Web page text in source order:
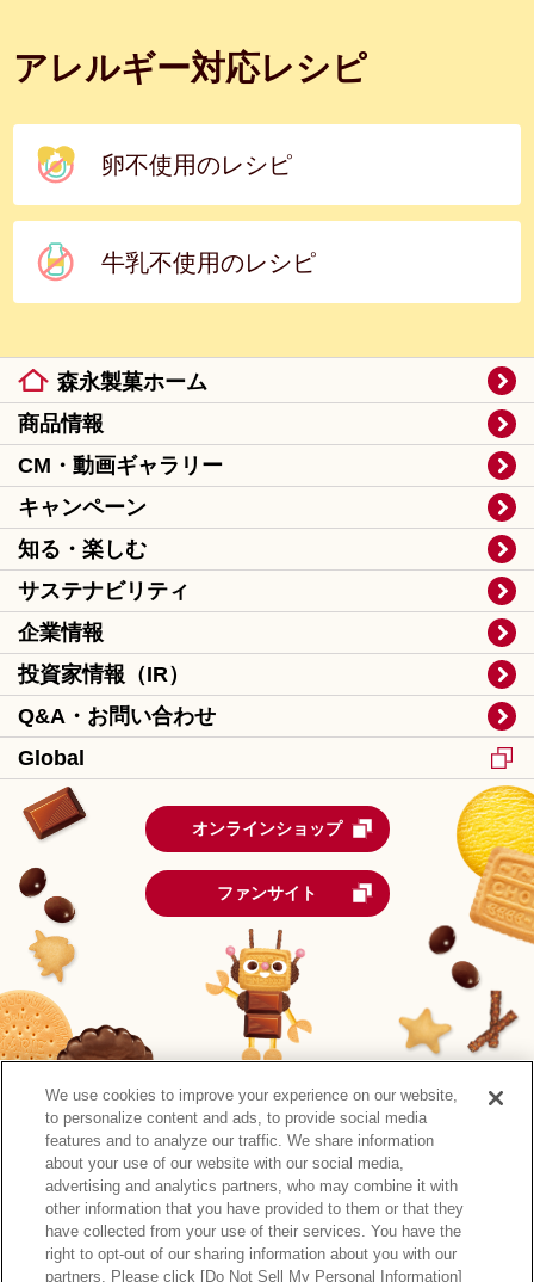
アレルギー対応レシピ
卵不使用のレシピ
牛乳不使用のレシピ
森永製菓ホーム
商品情報
CM・動画ギャラリー
キャンペーン
知る・楽しむ
サステナビリティ
企業情報
投資家情報（IR）
Q&A・お問い合わせ
Global
オンラインショップ
ファンサイト
森永製菓公式アカウント一覧
サイトマップ RSSの配信について プライバシーポリシー
We use cookies to improve your experience on our website,
to personalize content and ads, to provide social media
features and to analyze our traffic. We share information
about your use of our website with our social media,
advertising and analytics partners, who may combine it with
other information that you have provided to them or that they
have collected from your use of their services. You have the
right to opt-out of our sharing information about you with our
partners. Please click [Do Not Sell My Personal Information]